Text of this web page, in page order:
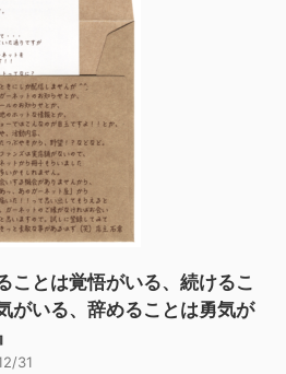
ことは覚悟がいる、続けるこ
がいる、辞めることは勇気が
31